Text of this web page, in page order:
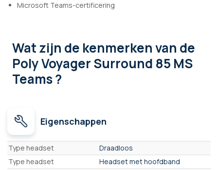
Microsoft Teams-certificering
Wat zijn de kenmerkenvan de
Poly Voyager Surround 85 MS
Teams ?
Eigenschappen
Eigenschappen
Type headset
Draadloos
Type headset
Headset met hoofdband